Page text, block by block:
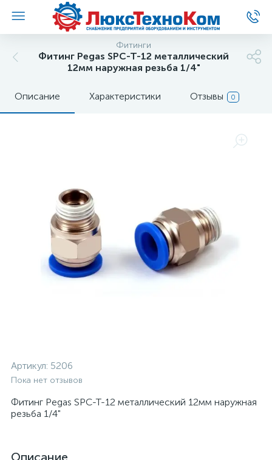
Фитинги
Фитинг Pegas SPC-T-12 металлический
12мм наружная резьба 1/4"
Описание Характеристики Отзывы 0
Артикул: 5206
Пока нет отзывов
Фитинг Pegas SPC-T-12 металлический 12мм наружная
резьба 1/4"
Описание